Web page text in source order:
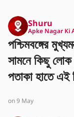
Shuru
Apke Nagar Ki
পশ্চিমবঙ্গের
সামনে কিছু লোক
পতাকা হাতে এই
ভাইরাল
করে আলোচনা শুরু
on 9 May